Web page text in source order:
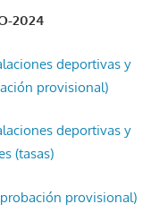
2024
deportivas y
provisional)
deportivas y
(tasas)
provisional)